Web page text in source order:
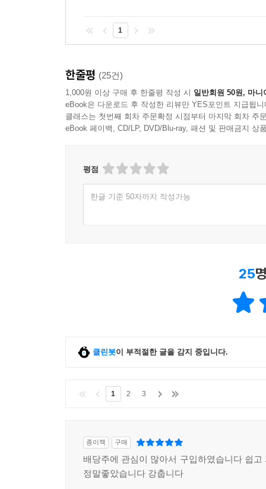
1
한줄평 (25건)
1,000원 이상 구매 후 한줄평 작성 시 일반회원 50원, 마니
eBook은 다운로드 후 작성한 리뷰만 YES포인트 지급됩니
클래스는 첫번째 회차 주문확정 시점부터 마지막 회차 주
eBook 페이백, CD/LP, DVD/Blu-ray, 패션 및 판매금지 상
평점
한글 기준 50자까지 작성가능
25
클린봇이 부적절한 글을 감지 중입니다.
1 2 3
종이책 구매
배당주에 관심이 많아서 구입하였습니다 쉽고
정말좋았습니다 강춥니다